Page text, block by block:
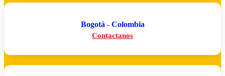
Bogotá - Colombia
Contactanos